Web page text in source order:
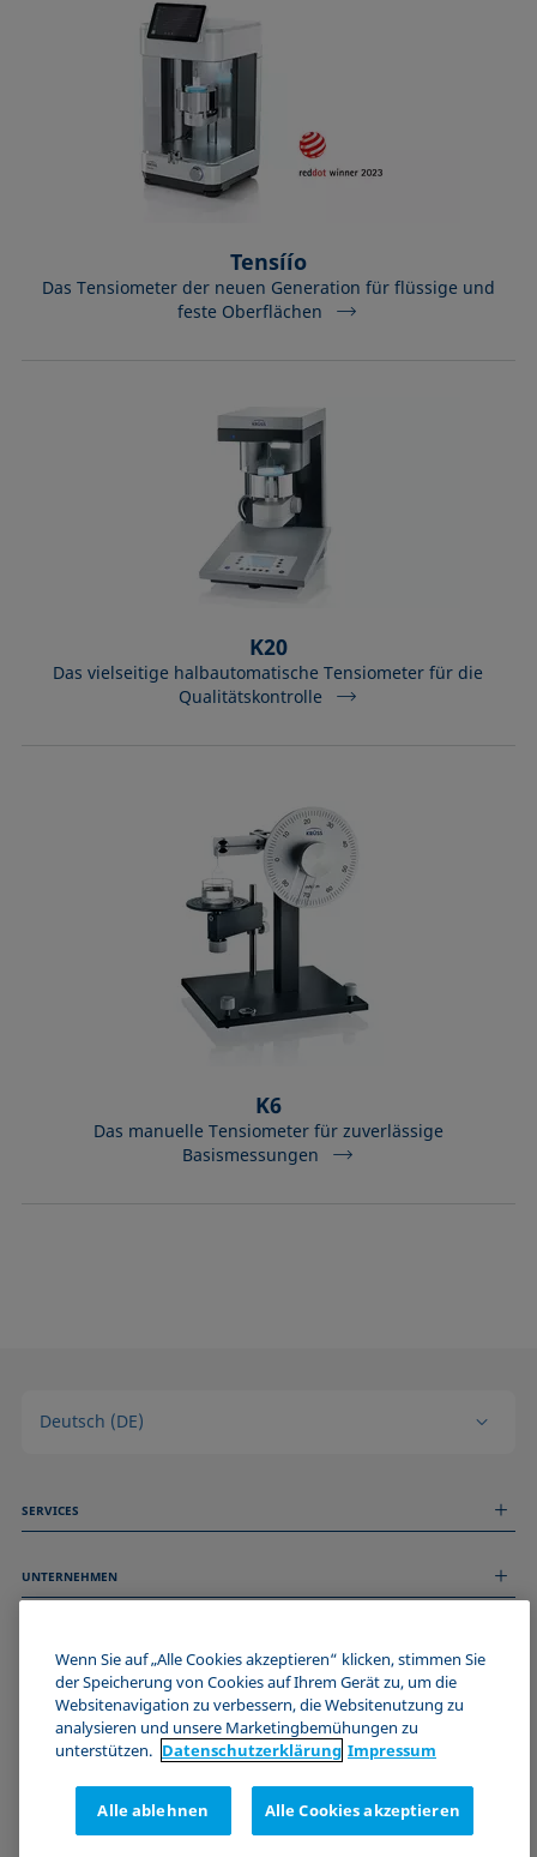
Tensíío
Das Tensiometer der neuen Generation für flüssige und
feste Oberflächen
K20
Das vielseitige halbautomatische Tensiometer für die
Qualitätskontrolle
K6
Das manuelle Tensiometer für zuverlässige
Basismessungen
Deutsch (DE)
SERVICES
Technischer Service
UNTERNEHMEN
Stellenangebote
Events
Impressum
Datenschutzerklärung
Cookie-Richtlinie
Zertifizierungen (ISO 9001)
Newsletter-Anmeldung
WERDE TEIL DER KRÜSS COMMUNITY
Wenn Sie auf „Alle Cookies akzeptieren“ klicken, stimmen Sie
der Speicherung von Cookies auf Ihrem Gerät zu, um die
Websitenavigation zu verbessern, die Websitenutzung zu
analysieren und unsere Marketingbemühungen zu
unterstützen. Datenschutz­erklärung Impressum
Alle ablehnen Alle Cookies akzeptieren